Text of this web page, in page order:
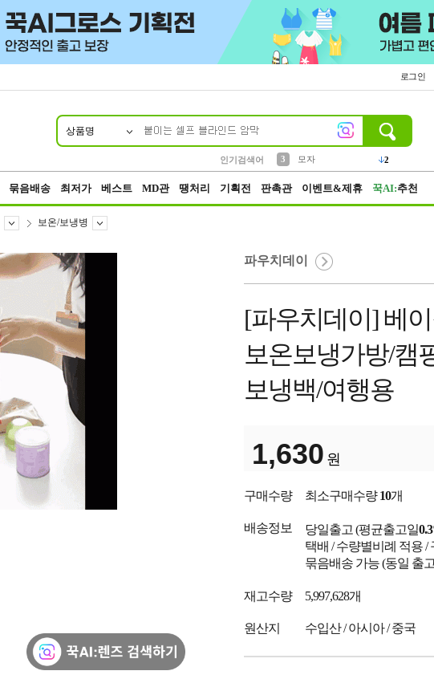
로그인
상품명
인기검색어
3
모자
2
묶음배송 최저가 베스트 MD관 땡처리 기획전 판촉관 이벤트&제휴 꾹AI:추천
보온/보냉병
파우치데이
[파우치데이] 베
보온보냉가방/캠
보냉백/여행용
1,630 원
구매수량 최소구매수량10개
배송정보 당일출고 (평균출고일0.3
택배 / 수량별비례 적용 /
묶음배송 가능 (동일 출
재고수량 5,997,628개
원산지 수입산 / 아시아 / 중국